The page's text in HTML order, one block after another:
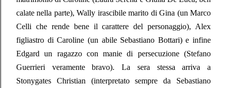
calate nella parte), Wally irascibile marito di Gina (un Marco
Celli che rende bene il carattere del personaggio), Alex
figliastro di Caroline (un abile Sebastiano Bottari) e infine
Edgard un ragazzo con manie di persecuzione (Stefano
Guerrieri veramente bravo). La sera stessa arriva a
Stonygates Christian (interpretato sempre da Sebastiano